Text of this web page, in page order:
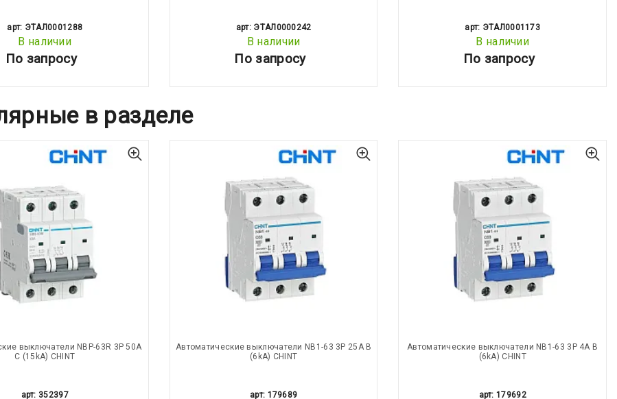
арт: ЭТАЛ0001288
В наличии
По запросу
арт: ЭТАЛ0000242
В наличии
По запросу
арт: ЭТАЛ0001173
В наличии
По запросу
в разделе
выключатели NBP-63R 3P 50A
С (15kA) CHINT
арт: 352397
Автоматические выключатели NB1-63 3P 25A В
(6kA) CHINT
арт: 179689
Автоматические выключатели NB1-63 3P 4A В
(6kA) CHINT
арт: 179692